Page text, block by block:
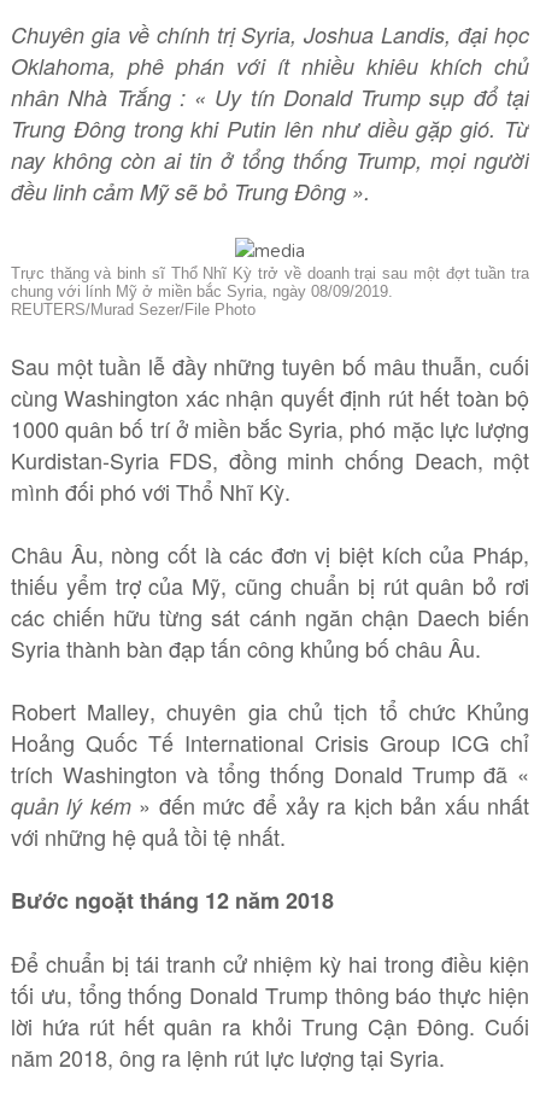
Chuyên gia về chính trị Syria, Joshua Landis, đại học
Oklahoma, phê phán với ít nhiều khiêu khích chủ
nhân Nhà Trắng : « Uy tín Donald Trump sụp đổ tại
Trung Đông trong khi Putin lên như diều gặp gió. Từ
nay không còn ai tin ở tổng thống Trump, mọi người
đều linh cảm Mỹ sẽ bỏ Trung Đông ».
Trực thăng và binh sĩ Thổ Nhĩ Kỳ trở về doanh trại sau một đợt tuần tra
chung với lính Mỹ ở miền bắc Syria, ngày 08/09/2019.
REUTERS/Murad Sezer/File Photo
Sau một tuần lễ đầy những tuyên bố mâu thuẫn, cuối
cùng Washington xác nhận quyết định rút hết toàn bộ
1000 quân bố trí ở miền bắc Syria, phó mặc lực lượng
Kurdistan-Syria FDS, đồng minh chống Deach, một
mình đối phó với Thổ Nhĩ Kỳ.
Châu Âu, nòng cốt là các đơn vị biệt kích của Pháp,
thiếu yểm trợ của Mỹ, cũng chuẩn bị rút quân bỏ rơi
các chiến hữu từng sát cánh ngăn chận Daech biến
Syria thành bàn đạp tấn công khủng bố châu Âu.
Robert Malley, chuyên gia chủ tịch tổ chức Khủng
Hoảng Quốc Tế International Crisis Group ICG chỉ
trích Washington và tổng thống Donald Trump đã «
quản lý kém» đến mức để xảy ra kịch bản xấu nhất
với những hệ quả tồi tệ nhất.
Bước ngoặt tháng 12 năm 2018
Để chuẩn bị tái tranh cử nhiệm kỳ hai trong điều kiện
tối ưu, tổng thống Donald Trump thông báo thực hiện
lời hứa rút hết quân ra khỏi Trung Cận Đông. Cuối
năm 2018, ông ra lệnh rút lực lượng tại Syria.